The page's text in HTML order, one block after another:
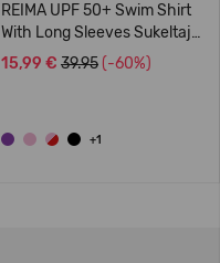
REIMA UPF 50+ Swim Shirt
With Long Sleeves Sukeltaja
5200140A
15,99 € 39.95 (-60%)
+1